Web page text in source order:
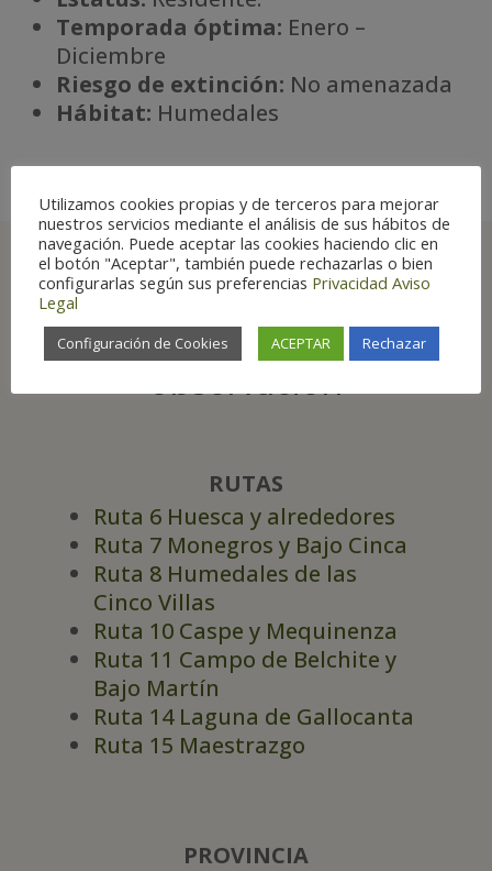
Temporada óptima: Enero –
Diciembre
Riesgo de extinción: No amenazada
Hábitat: Humedales
Principales lugares
de Aragón para su
RUTAS
Ruta 6 Huesca y alrededores
Ruta 7 Monegros y Bajo Cinca
Ruta 8 Humedales de las
Cinco Villas
Ruta 10 Caspe y Mequinenza
Ruta 11 Campo de Belchite y
Bajo Martín
Ruta 14 Laguna de Gallocanta
Ruta 15 Maestrazgo
PROVINCIA
Utilizamos cookies propias y de terceros para mejorar
nuestros servicios mediante el análisis de sus hábitos de
navegación. Puede aceptar las cookies haciendo clic en
el botón "Aceptar", también puede rechazarlas o bien
configurarlas según sus preferencias Privacidad Aviso
Legal
Configuración de Cookies ACEPTAR Rechazar